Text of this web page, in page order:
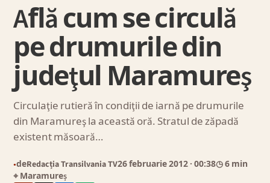
Află cum se circulă
pe drumurile din
judeţul Maramureş
Circulaţie rutieră în condiţii de iarnă pe drumurile
din Maramureş la această oră. Stratul de zăpadă
existent măsoară…
●deRedacția Transilvania TV26 februarie 2012 · 00:38◷ 6 min
⌖ Maramureș